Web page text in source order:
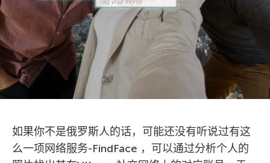
如果你不是俄罗斯人的话，可能还没有听说过有这
么一项网络服务-FindFace ，可以通过分析个人的